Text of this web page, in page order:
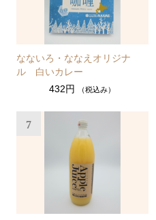
なないろ・ななえオリジナ
ル 白いカレー
432円
（税込み）
7